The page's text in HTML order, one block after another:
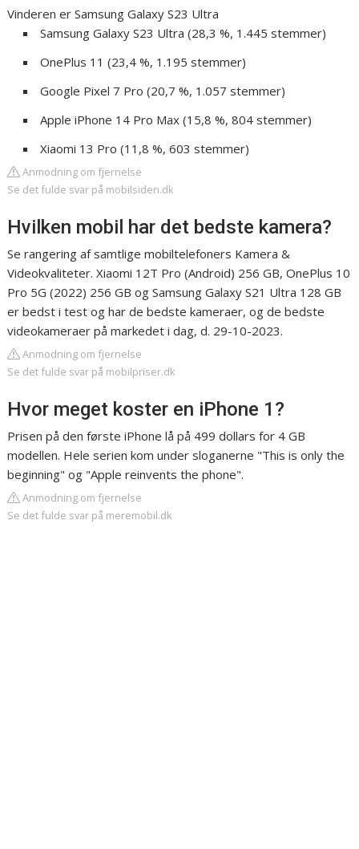
Vinderen er Samsung Galaxy S23 Ultra
Samsung Galaxy S23 Ultra (28,3 %, 1.445 stemmer)
OnePlus 11 (23,4 %, 1.195 stemmer)
Google Pixel 7 Pro (20,7 %, 1.057 stemmer)
Apple iPhone 14 Pro Max (15,8 %, 804 stemmer)
Xiaomi 13 Pro (11,8 %, 603 stemmer)
Anmodning om fjernelse
Se det fulde svar på mobilsiden.dk
Hvilken mobil har det bedste kamera?
Se rangering af samtlige mobiltelefoners Kamera &
Videokvaliteter. Xiaomi 12T Pro (Android) 256 GB, OnePlus 10
Pro 5G (2022) 256 GB og Samsung Galaxy S21 Ultra 128 GB
er bedst i test og har de bedste kameraer, og de bedste
videokameraer på markedet i dag, d. 29-10-2023.
Anmodning om fjernelse
Se det fulde svar på mobilpriser.dk
Hvor meget koster en iPhone 1?
Prisen på den første iPhone lå på 499 dollars for 4 GB
modellen. Hele serien kom under sloganerne "This is only the
beginning" og "Apple reinvents the phone".
Anmodning om fjernelse
Se det fulde svar på meremobil.dk